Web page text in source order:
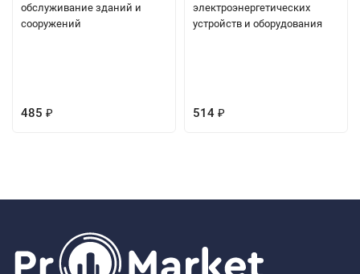
обслуживание зданий и
сооружений
485 ₽
электроэнергетических
устройств и оборудования
514 ₽